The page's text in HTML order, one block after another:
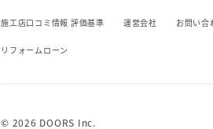
施工店口コミ情報 評価基準 運営会社 お問い合
リフォームローン
© 2026 DOORS Inc.